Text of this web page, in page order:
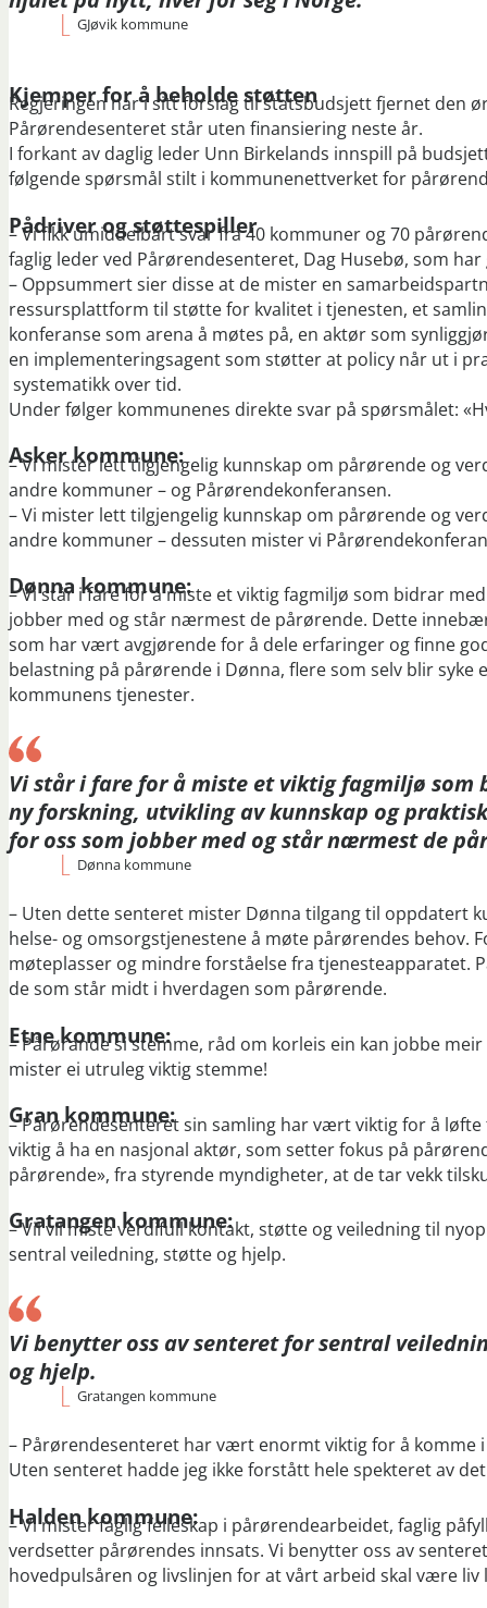
GJøvik kommune
Kjemper for å beholde støtten
Regjeringen har i sitt forslag til statsbudsjett fjernet den
Pårørendesenteret står uten finansiering neste år.
I forkant av daglig leder Unn Birkelands innspill på
følgende spørsmål stilt i kommunenettverket for
Pådriver og støttespiller
– Vi fikk umiddelbart svar fra 40 kommuner og 70
faglig leder ved Pårørendesenteret, Dag Husebø, som
– Oppsummert sier disse at de mister en
ressursplattform til støtte for kvalitet i tjenesten, et
konferanse som arena å møtes på, en aktør som
en implementeringsagent som støtter at policy når ut i
systematikk over tid.
Under følger kommunenes direkte svar på spørsmålet:
Asker kommune:
– Vi mister lett tilgjengelig kunnskap om pårørende og
andre kommuner – og Pårørendekonferansen.
– Vi mister lett tilgjengelig kunnskap om pårørende og
andre kommuner – dessuten mister vi
Dønna kommune:
– Vi står i fare for å miste et viktig fagmiljø som bidrar
jobber med og står nærmest de pårørende. Dette
som har vært avgjørende for å dele erfaringer og finne
belastning på pårørende i Dønna, flere som selv blir
kommunens tjenester.
Vi står i fare for å miste et viktig fagmiljø som
ny forskning, utvikling av kunnskap og
for oss som jobber med og står nærmest de
Dønna kommune
– Uten dette senteret mister Dønna tilgang til oppdatert
helse- og omsorgstjenestene å møte pårørendes
møteplasser og mindre forståelse fra
de som står midt i hverdagen som pårørende.
Etne kommune:
– Pårørande si stemme, råd om korleis ein kan jobbe
mister ei utruleg viktig stemme!
Gran kommune:
– Pårørendesenteret sin samling har vært viktig for å
viktig å ha en nasjonal aktør, som setter fokus på
pårørende», fra styrende myndigheter, at de tar vekk
Gratangen kommune:
– Vil vil miste verdifull kontakt, støtte og veiledning til
sentral veiledning, støtte og hjelp.
Vi benytter oss av senteret for sentral
og hjelp.
Gratangen kommune
– Pårørendesenteret har vært enormt viktig for å komme
Uten senteret hadde jeg ikke forstått hele spekteret av
Halden kommune:
– Vi mister faglig felleskap i pårørendearbeidet, faglig
verdsetter pårørendes innsats. Vi benytter oss av
hovedpulsåren og livslinjen for at vårt arbeid skal være liv